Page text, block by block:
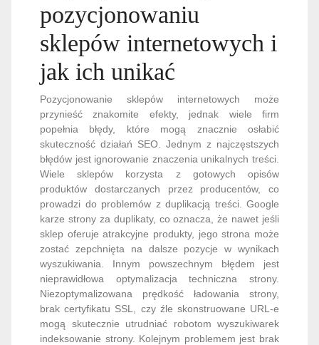
pozycjonowaniu
sklepów internetowych i
jak ich unikać
Pozycjonowanie sklepów internetowych może
przynieść znakomite efekty, jednak wiele firm
popełnia błędy, które mogą znacznie osłabić
skuteczność działań SEO. Jednym z najczęstszych
błędów jest ignorowanie znaczenia unikalnych treści.
Wiele sklepów korzysta z gotowych opisów
produktów dostarczanych przez producentów, co
prowadzi do problemów z duplikacją treści. Google
karze strony za duplikaty, co oznacza, że nawet jeśli
sklep oferuje atrakcyjne produkty, jego strona może
zostać zepchnięta na dalsze pozycje w wynikach
wyszukiwania. Innym powszechnym błędem jest
nieprawidłowa optymalizacja techniczna strony.
Niezoptymalizowana prędkość ładowania strony,
brak certyfikatu SSL, czy źle skonstruowane URL-e
mogą skutecznie utrudniać robotom wyszukiwarek
indeksowanie strony. Kolejnym problemem jest brak